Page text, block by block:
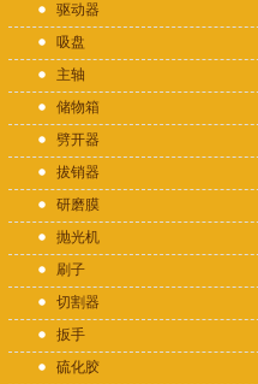
驱动器
吸盘
主轴
储物箱
劈开器
拔销器
研磨膜
抛光机
刷子
切割器
扳手
硫化胶